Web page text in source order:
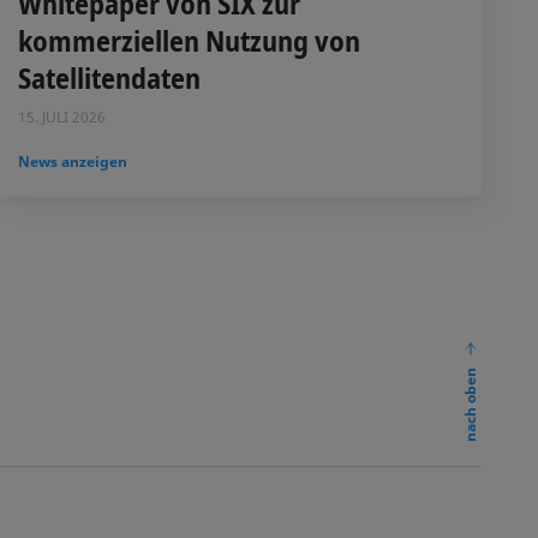
kommerziellen Nutzung von
Satellitendaten
15. JULI 2026
News anzeigen
nach oben